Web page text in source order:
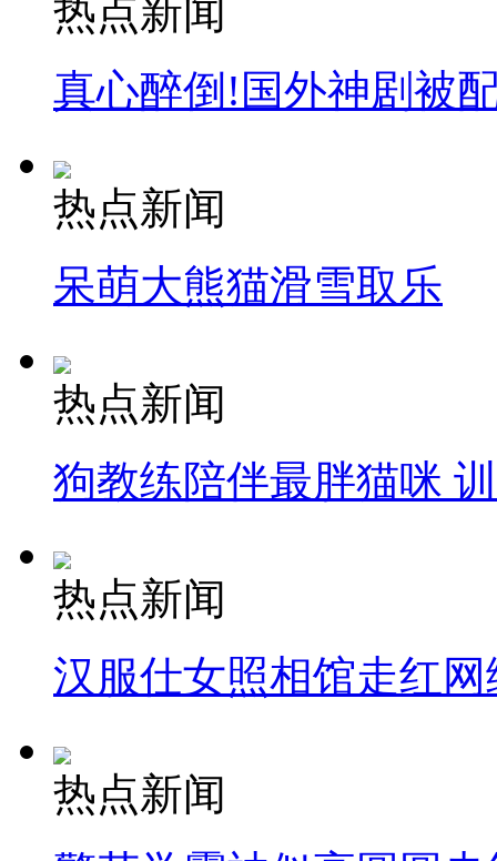
热点新闻
真心醉倒!国外神剧被
热点新闻
呆萌大熊猫滑雪取乐
热点新闻
狗教练陪伴最胖猫咪
热点新闻
汉服仕女照相馆走红网
热点新闻